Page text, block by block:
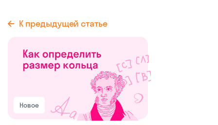
К предыдущей статье
Новое